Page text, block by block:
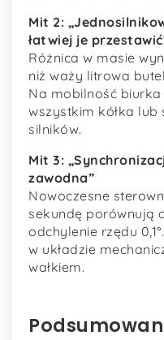
Mit 2:
łatwiej je
Różnica w masie
niż waży litrowa
Na mobilność
wszystkim kółka lub
silników.
Mit 3:
zawodna”
Nowoczesne
sekundę porównują
odchylenie rzędu
w układzie
wałkiem.